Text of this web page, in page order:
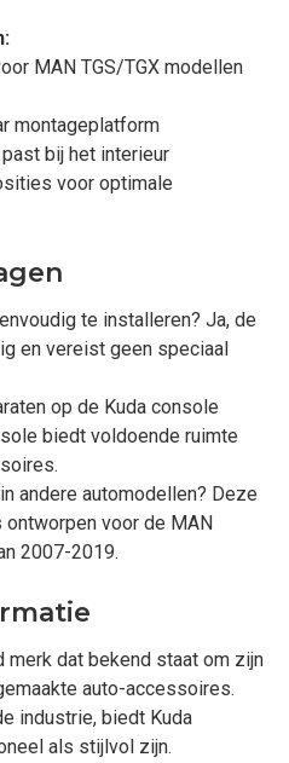
MAN TGS/TGX modellen
montageplatform
bij het interieur
voor optimale
te installeren? Ja, de
en vereist geen speciaal
op de Kuda console
biedt voldoende ruimte
andere automodellen? Deze
voor de MAN
2007-2019.
merk dat bekend staat om zijn
auto-accessoires.
industrie, biedt Kuda
als stijlvol zijn.